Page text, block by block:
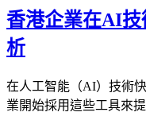
香港企業在AI
析
在人工智能（AI）技術
業開始採用這些工具來